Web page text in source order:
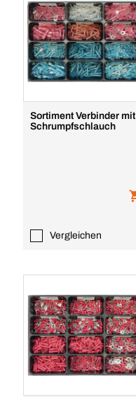
Sortiment Verbinder mit
Schrumpfschlauch
Vergleichen